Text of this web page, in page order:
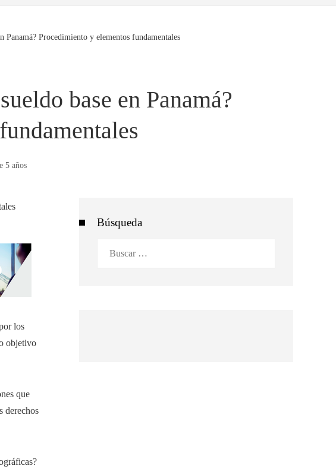
Panamá? Procedimiento y elementos fundamentales
base en Panamá?
5 años
los
objetivo
que
derechos
Búsqueda